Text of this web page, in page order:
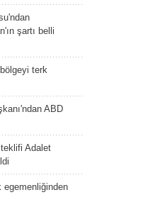
şartı belli
terk
ABD
Adalet
egemenliğinden